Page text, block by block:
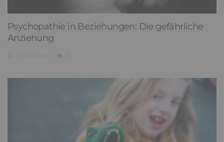
Psychopathie in Beziehungen: Die gefährliche
Anziehung